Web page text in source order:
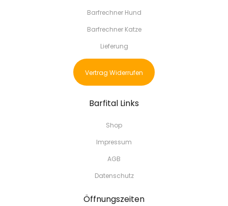
Barfrechner Hund
Barfrechner Katze
Lieferung
Vertrag Widerrufen
Barfital Links
Shop
Impressum
AGB
Datenschutz
Öffnungszeiten